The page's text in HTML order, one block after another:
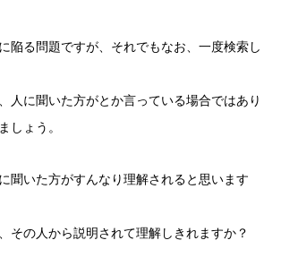
陥る問題ですが、それでもなお、一度検索し
人に聞いた方がとか言っている場合ではあり
しょう。
聞いた方がすんなり理解されると思います
その人から説明されて理解しきれますか？